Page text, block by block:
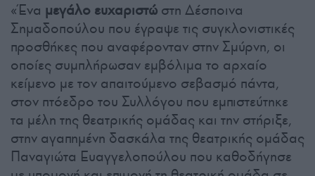
«Ένα μεγάλο ευχαριστώ στη Δέσποινα
Σημαδοπούλου που έγραψε τις συγκλονιστικές
προσθήκες που αναφέρονταν στην Σμύρνη, οι
οποίες συμπλήρωσαν εμβόλιμα το αρχαίο
κείμενο με τον απαιτούμενο σεβασμό πάντα,
στον πτόεδρο του Συλλόγου που εμπιστεύτηκε
τα μέλη της θεατρικής ομάδας και την στήριξε,
στην αγαπημένη δασκάλα της θεατρικής ομάδας
Παναγιώτα Ευαγγελοπούλου που καθοδήγησε